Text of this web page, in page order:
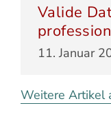
Valide
11. Januar
Weitere Artikel